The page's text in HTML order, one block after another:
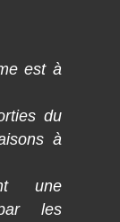
est à
du
à
une
les